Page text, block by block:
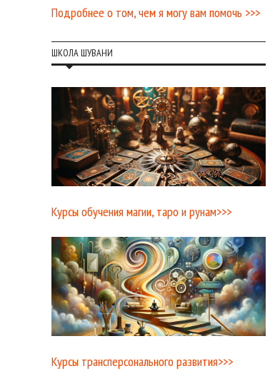
Подробнее о том, чем я могу вам помочь >>>
ШКОЛА ШУВАНИ
Курсы обучения магии, таро и рунам>>>
Курсы трансперсонального развития>>>